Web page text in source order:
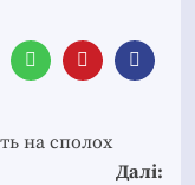
на сполох
Далі: